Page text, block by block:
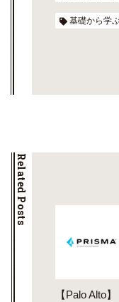
基礎から学
Related Posts
【Palo Alto